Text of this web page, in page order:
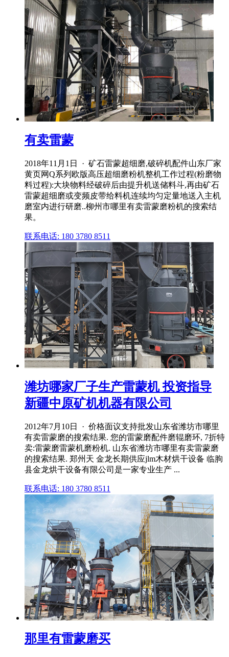
有卖雷蒙
2018年11月1日 · 矿石雷蒙超细磨,破碎机配件山东厂家
黄页网Q系列欧版高压超细磨粉机整机工作过程(粉磨物
料过程):大块物料经破碎后由提升机送储料斗,再由矿石
雷蒙超细磨或变频皮带给料机连续均匀定量地送入主机
磨室内进行研磨..柳州市哪里有卖雷蒙磨粉机的搜索结
果。
联系电话: 180 3780 8511
潍坊哪家厂子生产雷蒙机 投资指导
新疆中原矿机机器有限公司
2012年7月10日 · 价格面议支持批发山东省潍坊市哪里
有卖雷蒙磨的搜索结果. 您的雷蒙磨配件磨辊磨环, 7折特
卖:雷蒙磨雷蒙机磨粉机. 山东省潍坊市哪里有卖雷蒙磨
的搜索结果. 郑州天 金龙长期供应jlm木材烘干设备 临朐
县金龙烘干设备有限公司是一家专业生产 ...
联系电话: 180 3780 8511
那里有雷蒙磨买